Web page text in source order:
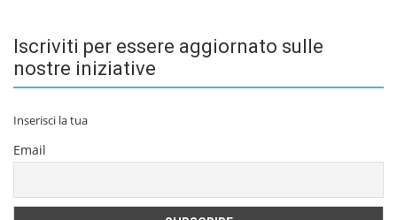
Iscriviti per essere aggiornato sulle
nostre iniziative
Inserisci la tua
Email